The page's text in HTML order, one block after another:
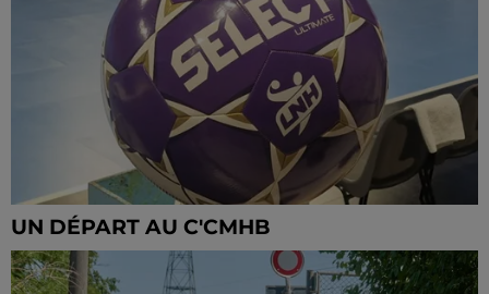
UN DÉPART AU C'CMHB